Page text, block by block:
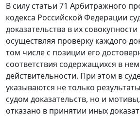
В силу статьи 71 Арбитражного
кодекса Российской Федерации
доказательства в их
осуществляя проверку каждого
том числе с позиции его
соответствия содержащихся в
действительности. При этом в
указываются не только
судом доказательств, но и
отказано в принятии иных